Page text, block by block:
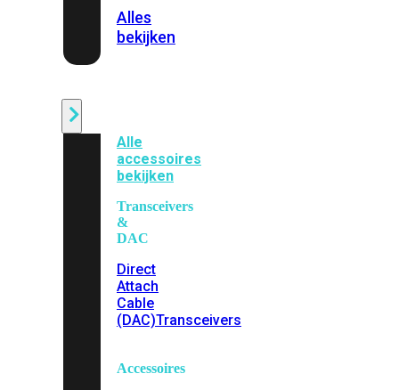
Alles
bekijken
Alle
accessoires
bekijken
Transceivers
&
DAC
Direct
Attach
Cable
(DAC)Transceivers
Accessoires